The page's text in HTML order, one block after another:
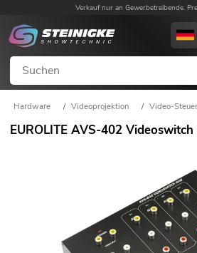
Verkauf nur an Gewerbetreibende.
Hardware / Videoprojektion / Video-
EUROLITE AVS-402